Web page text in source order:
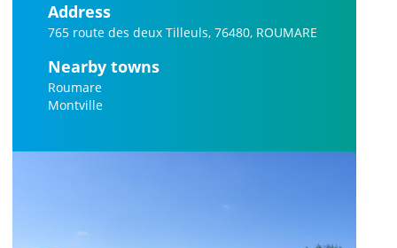
Address
765 route des deux Tilleuls, 76480, ROUMARE
Nearby towns
Roumare
Montville